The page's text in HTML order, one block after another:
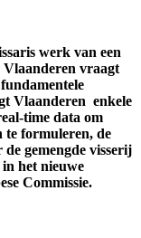
werk van een
Vlaanderen vraagt
Vlaanderen enkele
time data om
te formuleren, de
gemengde visserij
het nieuwe
Commissie.